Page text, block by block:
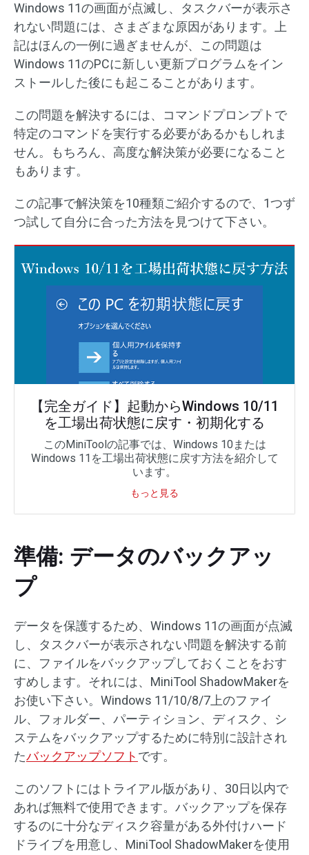
Windows 11の画面が点滅し、タスクバーが表示さ
れない問題には、さまざまな原因があります。上
記はほんの一例に過ぎませんが、この問題は
Windows 11のPCに新しい更新プログラムをイン
ストールした後にも起こることがあります。
この問題を解決するには、コマンドプロンプトで
特定のコマンドを実行する必要があるかもしれま
せん。もちろん、高度な解決策が必要になること
もあります。
この記事で解決策を10種類ご紹介するので、1つず
つ試して自分に合った方法を見つけて下さい。
【完全ガイド】起動からWindows 10/11
を工場出荷状態に戻す・初期化する
このMiniToolの記事では、Windows 10または
Windows 11を工場出荷状態に戻す方法を紹介して
います。
もっと見る
準備: データのバックアッ
プ
データを保護するため、Windows 11の画面が点滅
し、タスクバーが表示されない問題を解決する前
に、ファイルをバックアップしておくことをおす
すめします。それには、MiniTool ShadowMakerを
お使い下さい。Windows 11/10/8/7上のファイ
ル、フォルダー、パーティション、ディスク、シ
ステムをバックアップするために特別に設計され
たバックアップソフト です。
このソフトにはトライアル版があり、30日以内で
あれば無料で使用できます。バックアップを保存
するのに十分なディスク容量がある外付けハード
ドライブを用意し、MiniTool ShadowMakerを使用